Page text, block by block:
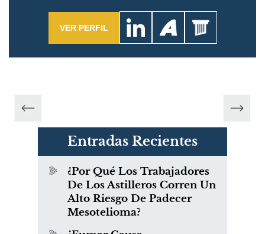
VER PERFIL
Entradas Recientes
¿Por Qué Los Trabajadores
De Los Astilleros Corren Un
Alto Riesgo De Padecer
Mesotelioma?